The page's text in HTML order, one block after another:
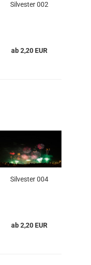
Silvester 002
ab 2,20 EUR
Silvester 004
ab 2,20 EUR